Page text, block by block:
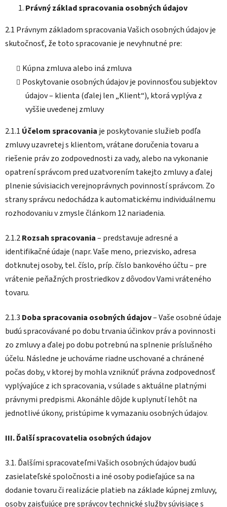
Právný základ spracovania osobných údajov
2.1 Právnym základom spracovania Vašich osobných údajov je
skutočnosť, že toto spracovanie je nevyhnutné pre:
Kúpna zmluva alebo iná zmluva
Poskytovanie osobných údajov je povinnosťou subjektov
údajov – klienta (ďalej len „Klient“), ktorá vyplýva z
vyššie uvedenej zmluvy
2.1.1 Účelom spracovania je poskytovanie služieb podľa
zmluvy uzavretej s klientom, vrátane doručenia tovaru a
riešenie práv zo zodpovednosti za vady, alebo na vykonanie
opatrení správcom pred uzatvorením takejto zmluvy a ďalej
plnenie súvisiacich verejnoprávnych povinností správcom. Zo
strany správcu nedochádza k automatickému individuálnemu
rozhodovaniu v zmysle článkom 12 nariadenia.
2.1.2Rozsah spracovania– predstavuje adresné a
identifikačné údaje (napr. Vaše meno, priezvisko, adresa
dotknutej osoby, tel. číslo, príp. číslo bankového účtu – pre
vrátenie peňažných prostriedkov z dôvodov Vami vráteného
tovaru.
2.1.3 Doba spracovania osobných údajov– Vaše osobné údaje
budú spracovávané po dobu trvania účinkov práv a povinnosti
zo zmluvy a ďalej po dobu potrebnú na splnenie príslušného
účelu. Následne je uchováme riadne uschované a chránené
počas doby, v ktorej by mohla vzniknúť právna zodpovednosť
vyplývajúce z ich spracovania, v súlade s aktuálne platnými
právnymi predpismi. Akonáhle dôjde k uplynutí lehôt na
jednotlivé úkony, pristúpime k vymazaniu osobných údajov.
III. Ďalší spracovatelia osobných údajov
3.1. Ďalšími spracovateľmi Vašich osobných údajov budú
zasielateľské spoločnosti a iné osoby podieľajúce sa na
dodanie tovaru či realizácie platieb na základe kúpnej zmluvy,
osoby zaisťujúce pre správcov technické služby súvisiace s